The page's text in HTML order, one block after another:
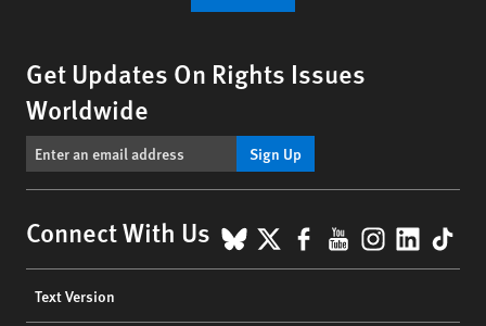
Get Updates On Rights Issues
Worldwide
Sign Up
Connect With Us BlueSky
X Facebook
YouTube
menu
Text Version